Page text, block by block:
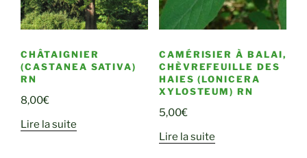
CHÂTAIGNIER
(CASTANEA SATIVA)
RN
8,00€
Lire la suite
CAMÉRISIER À BALAI,
CHÈVREFEUILLE DES
HAIES (LONICERA
XYLOSTEUM) RN
5,00€
Lire la suite